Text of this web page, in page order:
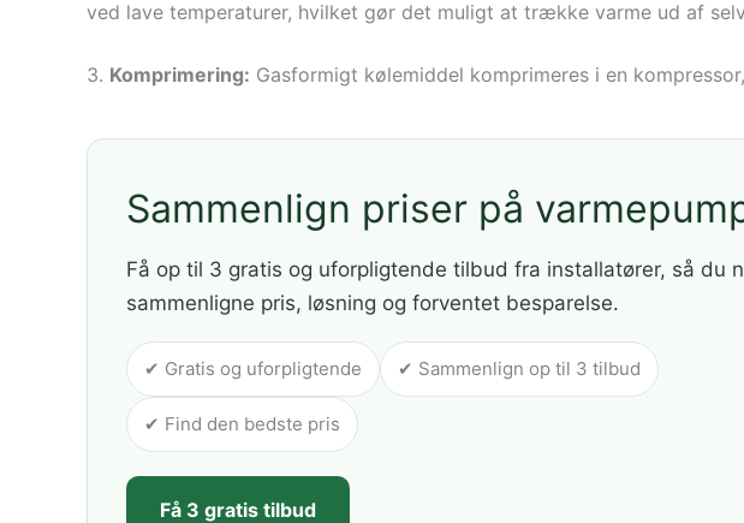
ved lave temperaturer, hvilket gør det muligt at trække varme ud af
3. Komprimering: Gasformigt kølemiddel komprimeres i en
Sammenlign priser på
Få op til 3 gratis og uforpligtende tilbud fra installatører, så du
sammenligne pris, løsning og forventet besparelse.
✔ Gratis og uforpligtende ✔ Sammenlign op til 3 tilbud
✔ Find den bedste pris
Få 3 gratis tilbud